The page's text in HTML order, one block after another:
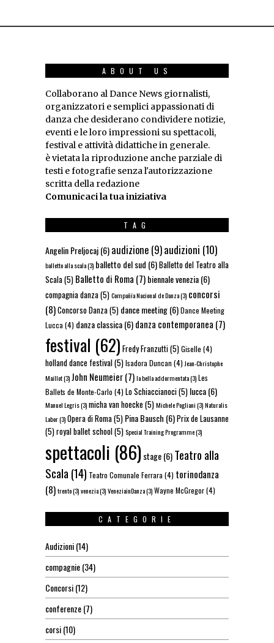
ABOUT US
Collaborano al Dance News giornalisti,
organizzatori e semplici appassionati di
danza che desiderano condividere notizie,
eventi e le loro impressioni su spettacoli,
festival e attività didattiche in generale.
è vietata la riproduzione anche parziale di
testi e fotografie senza l'autorizzazione
scritta della redazione
Comunicaci la tua iniziativa
TAG
Angelin Preljocaj(6)audizione (9)audizioni (10)
balletto alla scala(3) balletto del sud (6)Balletto del Teatro alla
Scala(5) Balletto di Roma (7)biennale venezia(6)
compagnia danza(5)Compañía Nacional de Danza(3) concorsi
(8)Concorso Danza(5) dance meeting(6)Dance Meeting
Lucca(4) danza classica(6)danza contemporanea (7)
festival (62) Fredy Franzutti(5)Giselle (4)
holland dance festival(5)Isadora Duncan (4) Jean-Christophe
Maillot(3)John Neumeier(7)la bella addormentata(3)Les
Ballets de Monte-Carlo (4) Lo Schiaccianoci(5) lucca(6)
Manuel Legris(3)micha van hoecke(5)Michele Pogliani(3)Naturalis
Labor(3)Opera di Roma(5) Pina Bausch (6)Prix de Lausanne
(5)royal ballet school(5)Special Training Programme(3)
spettacoli (86)stage(6)Teatro alla
Scala (14) Teatro Comunale Ferrara(4) torinodanza
(8)trento(3)venezia(3)VeneziainDanza(3)Wayne McGregor(4)
CATEGORIE
Audizioni(14)
compagnie(34)
Concorsi(12)
conferenze(7)
corsi(10)